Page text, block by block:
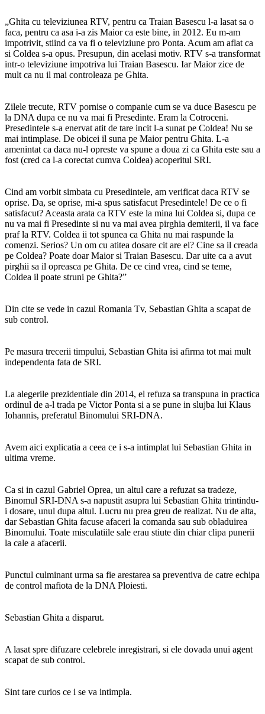
„Ghita cu televiziunea RTV, pentru ca Traian Basescu l-a lasat sa o
faca, pentru ca asa i-a zis Maior ca este bine, in 2012. Eu m-am
impotrivit, stiind ca va fi o televiziune pro Ponta. Acum am aflat ca
si Coldea s-a opus. Presupun, din acelasi motiv. RTV s-a transformat
intr-o televiziune impotriva lui Traian Basescu. Iar Maior zice de
mult ca nu il mai controleaza pe Ghita.
Zilele trecute, RTV pornise o companie cum se va duce Basescu pe
la DNA dupa ce nu va mai fi Presedinte. Eram la Cotroceni.
Presedintele s-a enervat atit de tare incit l-a sunat pe Coldea! Nu se
mai intimplase. De obicei il suna pe Maior pentru Ghita. L-a
amenintat ca daca nu-l opreste va spune a doua zi ca Ghita este sau a
fost (cred ca l-a corectat cumva Coldea) acoperitul SRI.
Cind am vorbit simbata cu Presedintele, am verificat daca RTV se
oprise. Da, se oprise, mi-a spus satisfacut Presedintele! De ce o fi
satisfacut? Aceasta arata ca RTV este la mina lui Coldea si, dupa ce
nu va mai fi Presedinte si nu va mai avea pirghia demiterii, il va face
praf la RTV. Coldea ii tot spunea ca Ghita nu mai raspunde la
comenzi. Serios? Un om cu atitea dosare cit are el? Cine sa il creada
pe Coldea? Poate doar Maior si Traian Basescu. Dar uite ca a avut
pirghii sa il opreasca pe Ghita. De ce cind vrea, cind se teme,
Coldea il poate struni pe Ghita?”
Din cite se vede in cazul Romania Tv, Sebastian Ghita a scapat de
sub control.
Pe masura trecerii timpului, Sebastian Ghita isi afirma tot mai mult
independenta fata de SRI.
La alegerile prezidentiale din 2014, el refuza sa transpuna in practica
ordinul de a-l trada pe Victor Ponta si a se pune in slujba lui Klaus
Iohannis, preferatul Binomului SRI-DNA.
Avem aici explicatia a ceea ce i s-a intimplat lui Sebastian Ghita in
ultima vreme.
Ca si in cazul Gabriel Oprea, un altul care a refuzat sa tradeze,
Binomul SRI-DNA s-a napustit asupra lui Sebastian Ghita trintindu-
i dosare, unul dupa altul. Lucru nu prea greu de realizat. Nu de alta,
dar Sebastian Ghita facuse afaceri la comanda sau sub obladuirea
Binomului. Toate misculatiile sale erau stiute din chiar clipa punerii
la cale a afacerii.
Punctul culminant urma sa fie arestarea sa preventiva de catre echipa
de control mafiota de la DNA Ploiesti.
Sebastian Ghita a disparut.
A lasat spre difuzare celebrele inregistrari, si ele dovada unui agent
scapat de sub control.
Sint tare curios ce i se va intimpla.